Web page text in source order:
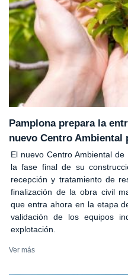
Pamplona prepara la
nuevo Centro Ambiental
El nuevo Centro Ambiental
la fase final de su
recepción y tratamiento de
finalización de la obra civil
que entra ahora en la etapa
validación de los equipos
explotación.
Ver más